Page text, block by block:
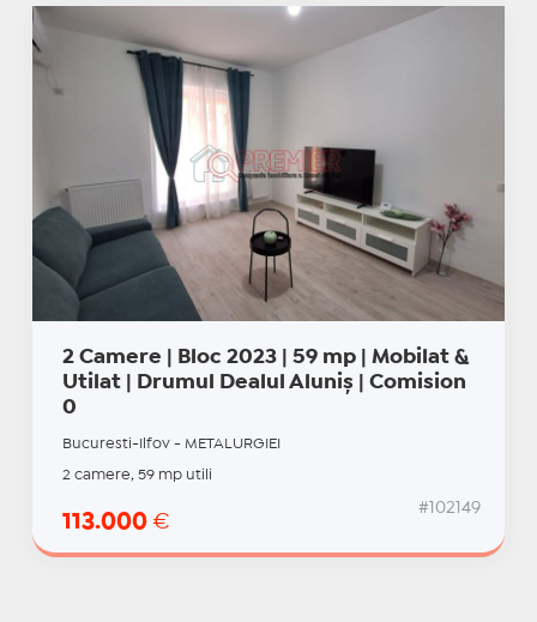
2 Camere | Bloc 2023 | 59 mp | Mobilat &
Utilat | Drumul Dealul Aluniș | Comision
0
Bucuresti-Ilfov - METALURGIEI
2 camere, 59 mp utili
113.000 €
#102149